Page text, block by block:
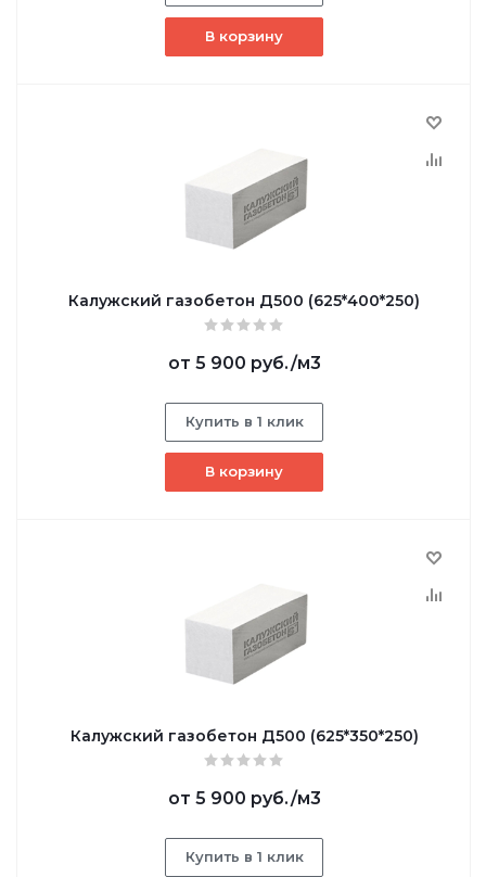
В корзину
Калужский газобетон Д500 (625*400*250)
от 5 900 руб./м3
Купить в 1 клик
В корзину
Калужский газобетон Д500 (625*350*250)
от 5 900 руб./м3
Купить в 1 клик